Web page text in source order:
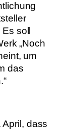
soll
„Noch
um
das
April, dass